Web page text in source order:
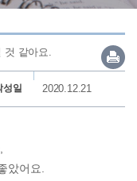
것 같아요.
성일 2020.12.21
았어요.